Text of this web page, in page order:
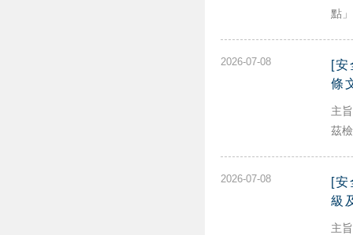
點
2026-07-08
[安
條
主
茲
2026-07-08
[安
級
主